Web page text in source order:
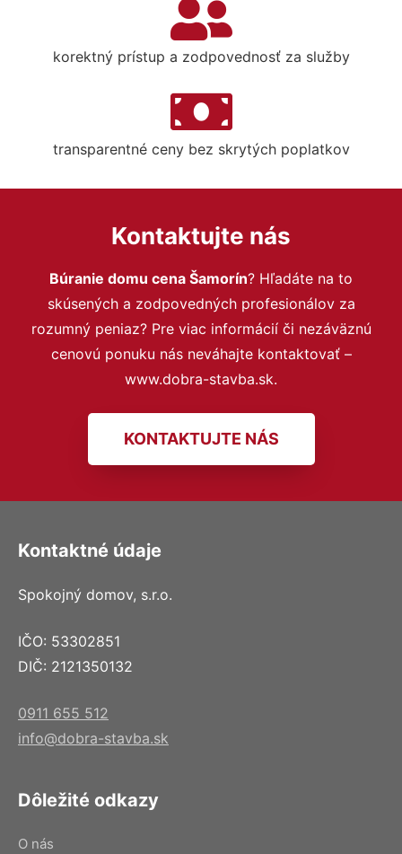
korektný prístup a zodpovednosť za služby
transparentné ceny bez skrytých poplatkov
Kontaktujte nás
Búranie domu cena Šamorín? Hľadáte na to
skúsených a zodpovedných profesionálov za
rozumný peniaz? Pre viac informácií či nezáväznú
cenovú ponuku nás neváhajte kontaktovať –
www.dobra-stavba.sk.
KONTAKTUJTE NÁS
Kontaktné údaje
Spokojný domov, s.r.o.
IČO: 53302851
DIČ: 2121350132
0911 655 512
info@dobra-stavba.sk
Dôležité odkazy
O nás